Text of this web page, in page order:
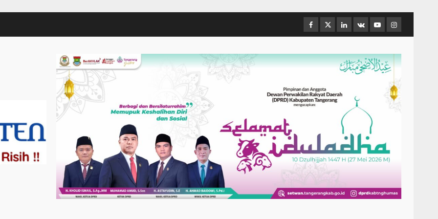
Facebook
TwitterLinkedin
VK YoutubeInstagram